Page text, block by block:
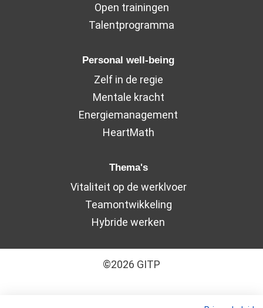
Open trainingen
Talentprogramma
Personal well-being
Zelf in de regie
Mentale kracht
Energiemanagement
HeartMath
Thema's
Vitaliteit op de werklvoer
Teamontwikkeling
Hybride werken
©2026 GITP